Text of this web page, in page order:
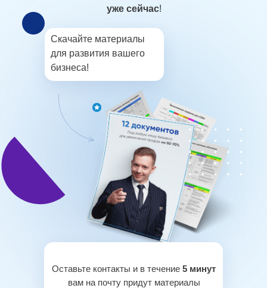
уже сейчас!
Оставьте контакты и в течение 5 минут
вам на почту придут материалы
Скачайте материалы
для развития вашего
бизнеса!